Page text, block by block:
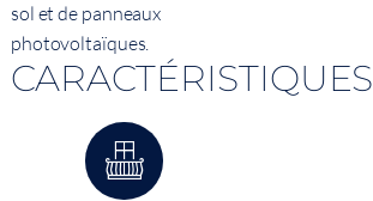
sol et de panneaux
photovoltaïques.
CARACTÉRISTIQUES